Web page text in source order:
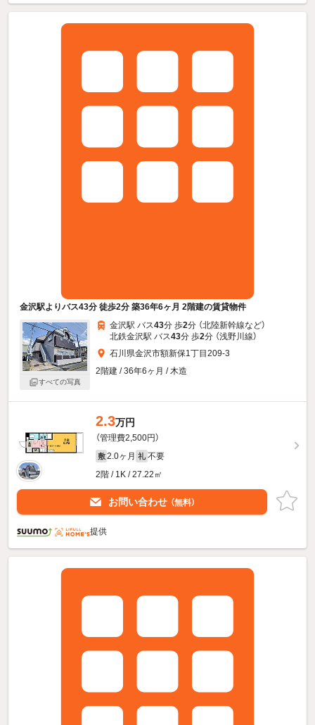
金沢駅よりバス43分 徒歩2分 築36年6ヶ月 2階建の賃貸物件
すべての写真
金沢駅 バス43分 歩2分 （北陸新幹線など）
北鉄金沢駅 バス43分 歩2分 （浅野川線）
石川県金沢市額新保1丁目209-3
2階建 / 36年6ヶ月 / 木造
2.3万円
（管理費2,500円）
敷 2.0ヶ月 礼 不要
2階 / 1K / 27.22㎡
お問い合わせ （無料）
提供